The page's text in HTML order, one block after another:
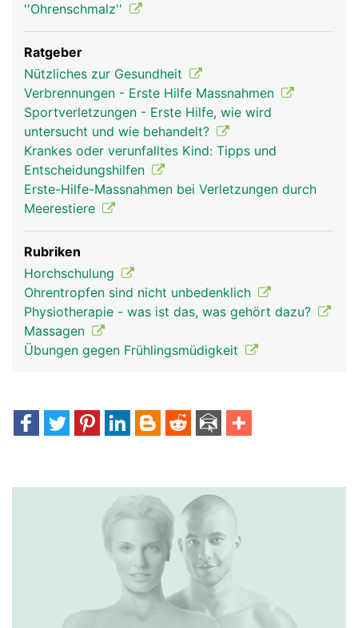
''Ohrenschmalz''
Ratgeber
Nützliches zur Gesundheit
Verbrennungen - Erste Hilfe Massnahmen
Sportverletzungen - Erste Hilfe, wie wird
untersucht und wie behandelt?
Krankes oder verunfalltes Kind: Tipps und
Entscheidungshilfen
Erste-Hilfe-Massnahmen bei Verletzungen durch
Meerestiere
Rubriken
Horchschulung
Ohrentropfen sind nicht unbedenklich
Physiotherapie - was ist das, was gehört dazu?
Massagen
Übungen gegen Frühlingsmüdigkeit